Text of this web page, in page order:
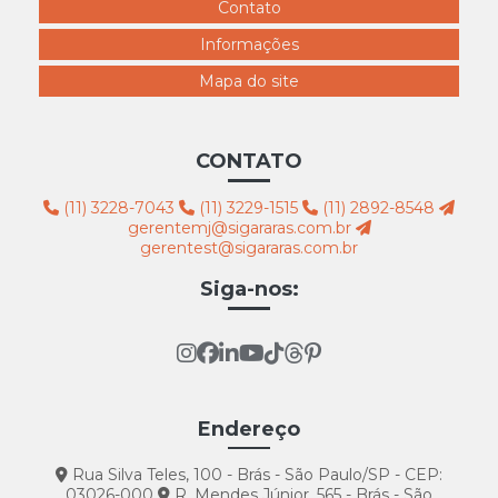
Contato
Informações
Mapa do site
CONTATO
(11) 3228-7043 (11) 3229-1515
(11) 2892-8548
gerentemj@sigararas.com.br
gerentest@sigararas.com.br
Siga-nos:
Endereço
Rua Silva Teles, 100 - Brás - São Paulo/SP - CEP: